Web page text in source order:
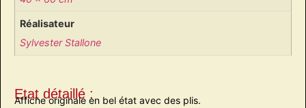
Réalisateur
Sylvester Stallone
Etat détaillé :
Affiche originale en bel état avec des plis.